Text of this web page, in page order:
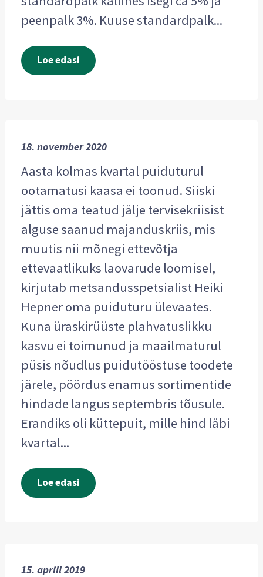
peenpalk 3%. Kuuse standardpalk...
Loe edasi
18. november 2020
Aasta kolmas kvartal puiduturul
ootamatusi kaasa ei toonud. Siiski
jättis oma teatud jälje tervisekriisist
alguse saanud majanduskriis, mis
muutis nii mõnegi ettevõtja
ettevaatlikuks laovarude loomisel,
kirjutab metsandusspetsialist Heiki
Hepner oma puiduturu ülevaates.
Kuna üraskirüüste plahvatuslikku
kasvu ei toimunud ja maailmaturul
püsis nõudlus puidutööstuse toodete
järele, pöördus enamus sortimentide
hindade langus septembris tõusule.
Erandiks oli küttepuit, mille hind läbi
kvartal...
Loe edasi
15. aprill 2019